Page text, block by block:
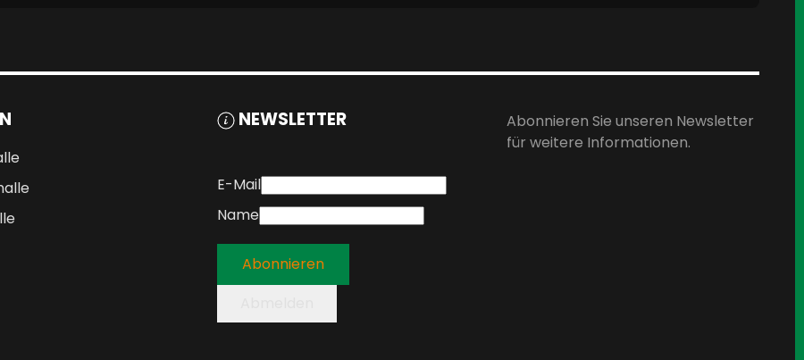
NEWSLETTER
E-Mail
Name
Abonnieren
Abonnieren Sie unseren Newsletter
für weitere Informationen.